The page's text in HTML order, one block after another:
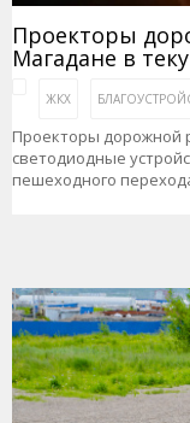
Проекторы
Магадане в
ЖКХ
Проекторы дорожной
светодиодные
пешеходного